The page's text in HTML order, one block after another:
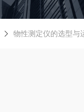
物性测定仪的选型与